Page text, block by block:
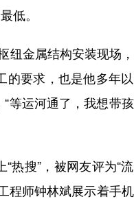
低。
纽金属结构安装现场
的要求，也是他多年
等运河通了，我想带
搜”，被网友评为“
程师钟林斌展示着手